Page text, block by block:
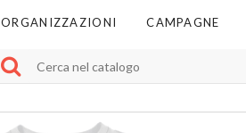
ORGANIZZAZIONI CAMPAGNE